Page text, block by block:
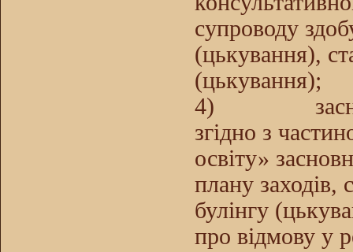
супроводу
(цькування),
(цькування);
4)
згідно з
освіту»
плану заходів,
булінгу
про відмову у